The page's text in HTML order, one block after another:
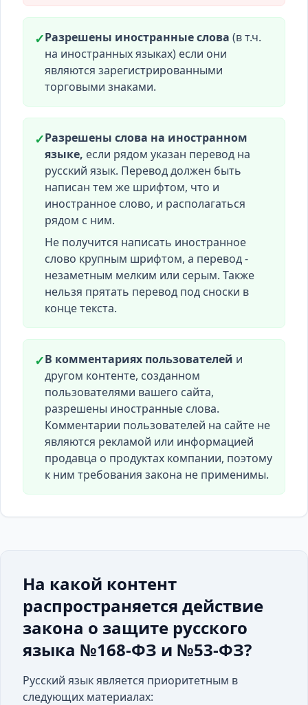
✓Разрешены иностранные слова (в т.ч.
на иностранных языках) если они
являются зарегистрированными
торговыми знаками.
✓Разрешены слова на иностранном
языке, если рядом указан перевод на
русский язык. Перевод должен быть
написан тем же шрифтом, что и
иностранное слово, и располагаться
рядом с ним.
Не получится написать иностранное
слово крупным шрифтом, а перевод -
незаметным мелким или серым. Также
нельзя прятать перевод под сноски в
конце текста.
✓В комментариях пользователей и
другом контенте, созданном
пользователями вашего сайта,
разрешены иностранные слова.
Комментарии пользователей на сайте не
являются рекламой или информацией
продавца о продуктах компании, поэтому
к ним требования закона не применимы.
На какой контент
распространяется действие
закона о защите русского
языка №168-ФЗ и №53-ФЗ?
Русский язык является приоритетным в
следующих материалах: